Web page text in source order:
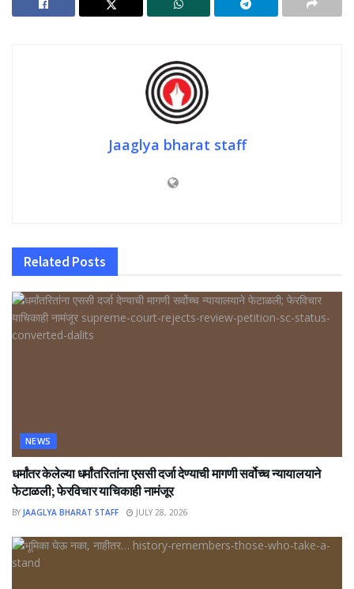
Jaaglya bharat staff
Related Posts
NEWS
धर्मांतर केलेल्या धर्मांतरितांना एससी दर्जा देण्याची मागणी सर्वोच्च न्यायालयाने
फेटाळली; फेरविचार याचिकाही नामंजूर
BY JAAGLYA BHARAT STAFF JULY 28, 2026